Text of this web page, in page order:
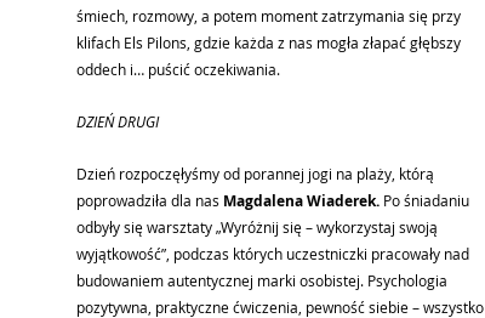
śmiech, rozmowy, a potem moment zatrzymania się przy
klifach Els Pilons, gdzie każda z nas mogła złapać głębszy
oddech i… puścić oczekiwania.
DZIEŃ DRUGI
Dzień rozpoczęłyśmy od porannej jogi na plaży, którą
poprowadziła dla nas Magdalena Wiaderek. Po śniadaniu
odbyły się warsztaty „Wyróżnij się – wykorzystaj swoją
wyjątkowość”, podczas których uczestniczki pracowały nad
budowaniem autentycznej marki osobistej. Psychologia
pozytywna, praktyczne ćwiczenia, pewność siebie – wszystko